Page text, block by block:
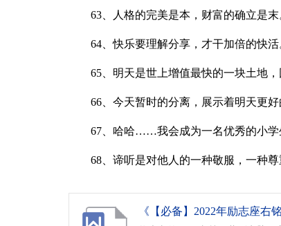
63、人格的完美是本，财富的确立是末
64、快乐要理解分享，才干加倍的快活
65、明天是世上增值最快的一块土地，
66、今天暂时的分离，展示着明天更好
67、哈哈……我会成为一名优秀的小学
68、谛听是对他人的一种敬服，一种
《【必备】2022年励志座右